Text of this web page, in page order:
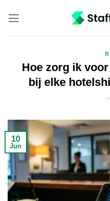
Hoe zorg ik
bij elke
10
Jun